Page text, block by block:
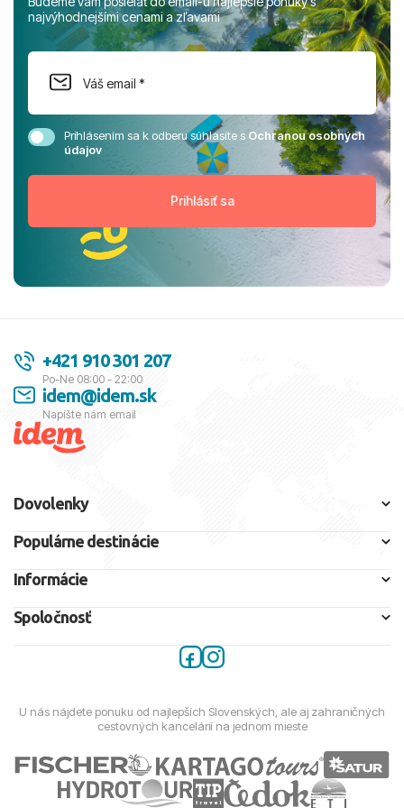
najvýhodnejšími cenami a zľavami
Prihlásením sa k odberu súhlasíte sOchranou osobných
údajov
+421 910 301 207
Po-Ne 08:00 - 22:00
idem@idem.sk
Napíšte nám email
Dovolenky
Populárne destinácie
Informácie
Spoločnosť
U nás nájdete ponuku od najlepších Slovenských, ale aj zahraničných
cestovných kancelárií na jednom mieste